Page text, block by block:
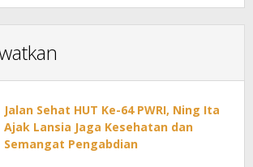
Jalan Sehat HUT Ke-64 PWRI, Ning Ita
Ajak Lansia Jaga Kesehatan dan
Semangat Pengabdian